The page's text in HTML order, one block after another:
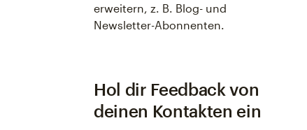
erweitern, z. B. Blog- und
Newsletter-Abonnenten.
Hol dir Feedback von
deinen Kontakten ein